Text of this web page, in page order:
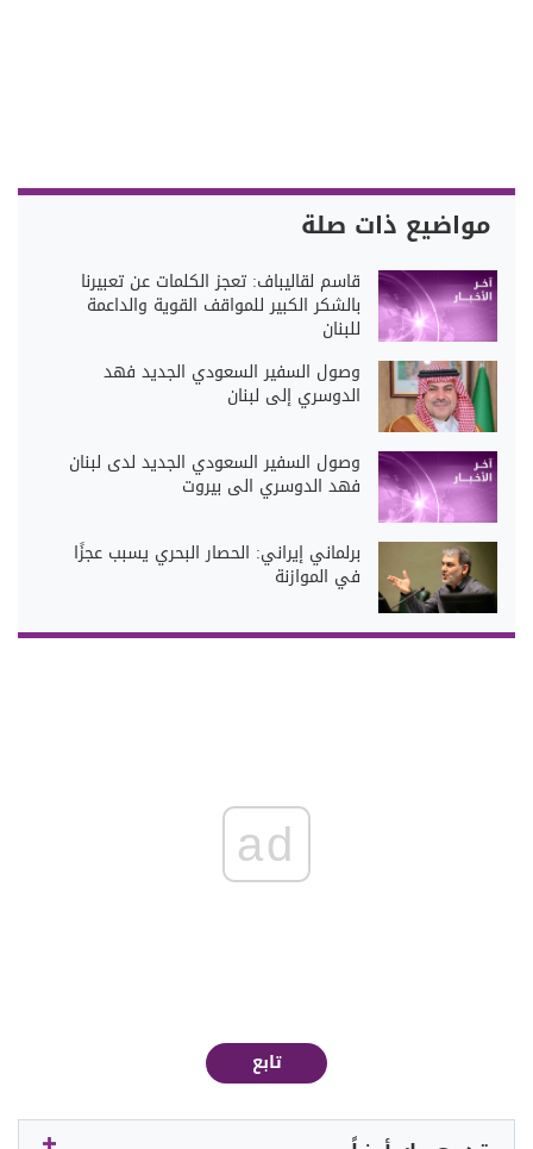
مواضيع ذات صلة
قاسم لقاليباف: تعجز الكلمات عن تعبيرنا
بالشكر الكبير للمواقف القوية والداعمة
للبنان
وصول السفير السعودي الجديد فهد
الدوسري إلى لبنان
وصول السفير السعودي الجديد لدى لبنان
فهد الدوسري الى بيروت
برلماني إيراني: الحصار البحري يسبب عجزًا
في الموازنة
ad
تابع